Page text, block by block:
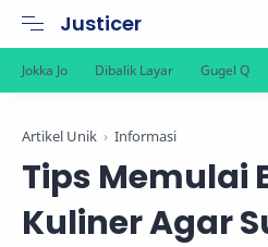
Justicer
Artikel Unik Informasi
Tips Memulai
Kuliner Agar